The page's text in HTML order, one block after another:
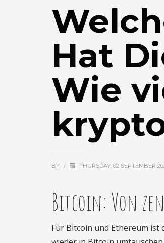
Hat
Wie
BY / THURSDAY, 02 SEPTEMBER
Bitcoin: Von
Für Bitcoin und Ethereum ist